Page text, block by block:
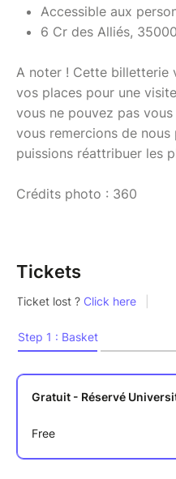
Accessible aux
6 Cr des Alliés,
A noter ! Cette billetterie
vos places pour une
vous ne pouvez pas
vous remercions de
puissions réattribuer les
Crédits photo : 360
Tickets